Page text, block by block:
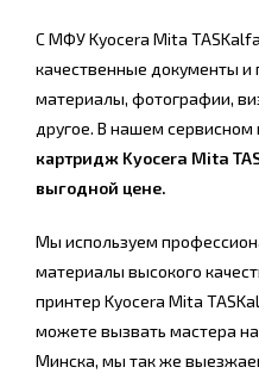
С МФУ Kyocera Mita
качественные документы
материалы, фотографии,
другое. В нашем
картридж Kyocera Mita
выгодной цене.
Мы используем
материалы высокого
принтер Kyocera Mita
можете вызвать мастера
Минска, мы так же